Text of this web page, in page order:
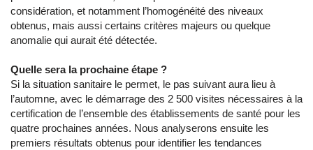
considération, et notamment l’homogénéité des niveaux
obtenus, mais aussi certains critères majeurs ou quelque
anomalie qui aurait été détectée.
Quelle sera la prochaine étape ?
Si la situation sanitaire le permet, le pas suivant aura lieu à
l’automne, avec le démarrage des 2 500 visites nécessaires à la
certification de l’ensemble des établissements de santé pour les
quatre prochaines années. Nous analyserons ensuite les
premiers résultats obtenus pour identifier les tendances